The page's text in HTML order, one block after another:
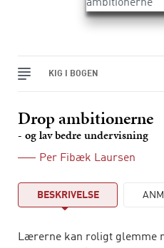
KIG I BOGEN
Drop ambitionerne
- og lav bedre undervisning
Per Fibæk Laursen
BESKRIVELSE
Lærerne kan roligt glemme